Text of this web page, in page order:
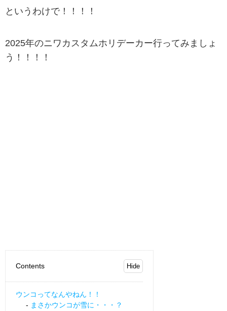
というわけで！！！！
2025年のニワカスタムホリデーカー行ってみましょ
う！！！！
Contents
ウンコってなんやねん！！
まさかウンコが雪に・・・？